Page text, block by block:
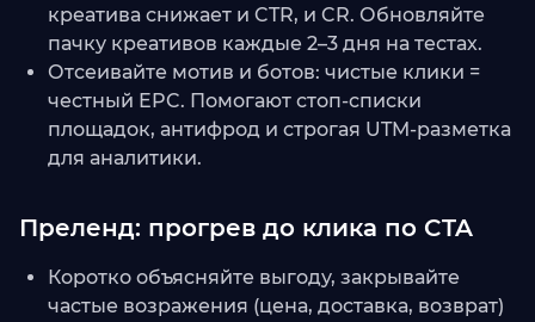
креатива снижает и CTR, и CR. Обновляйте
пачку креативов каждые 2–3 дня на тестах.
Отсеивайте мотив и ботов: чистые клики =
честный EPC. Помогают стоп-списки
площадок, антифрод и строгая UTM-разметка
для аналитики.
Преленд: прогрев до клика по CTA
Коротко объясняйте выгоду, закрывайте
частые возражения (цена, доставка, возврат)